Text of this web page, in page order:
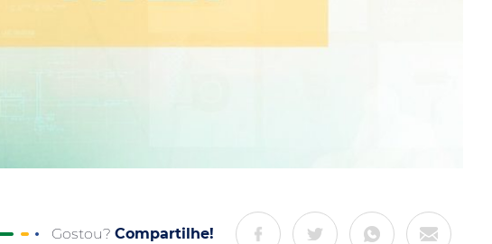
Gostou? Compartilhe!